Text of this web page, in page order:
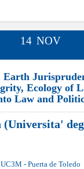
14 NOV
Ecology of
Law and
(Universita'
- Puerta de Toledo